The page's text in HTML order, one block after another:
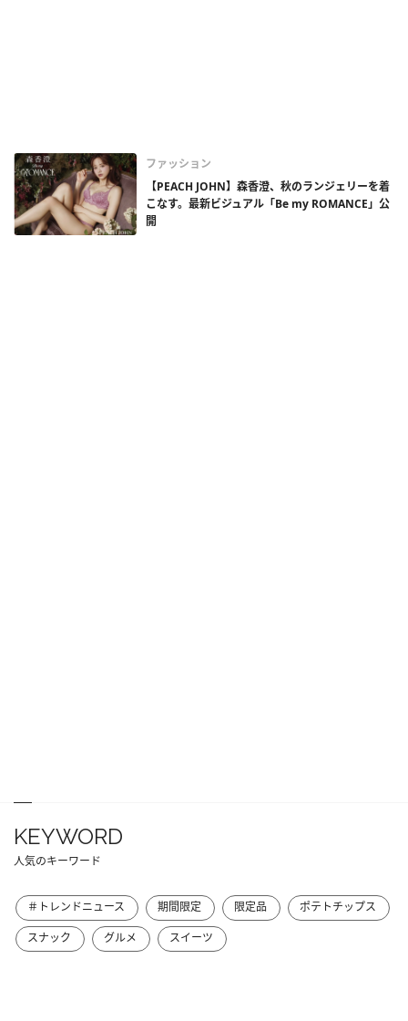
ファッション
【PEACH JOHN】森香澄、秋のランジェリーを着
こなす。最新ビジュアル「Be my ROMANCE」公
開
KEYWORD
人気のキーワード
＃トレンドニュース 期間限定 限定品
ポテトチップス
スナック
グルメ スイーツ